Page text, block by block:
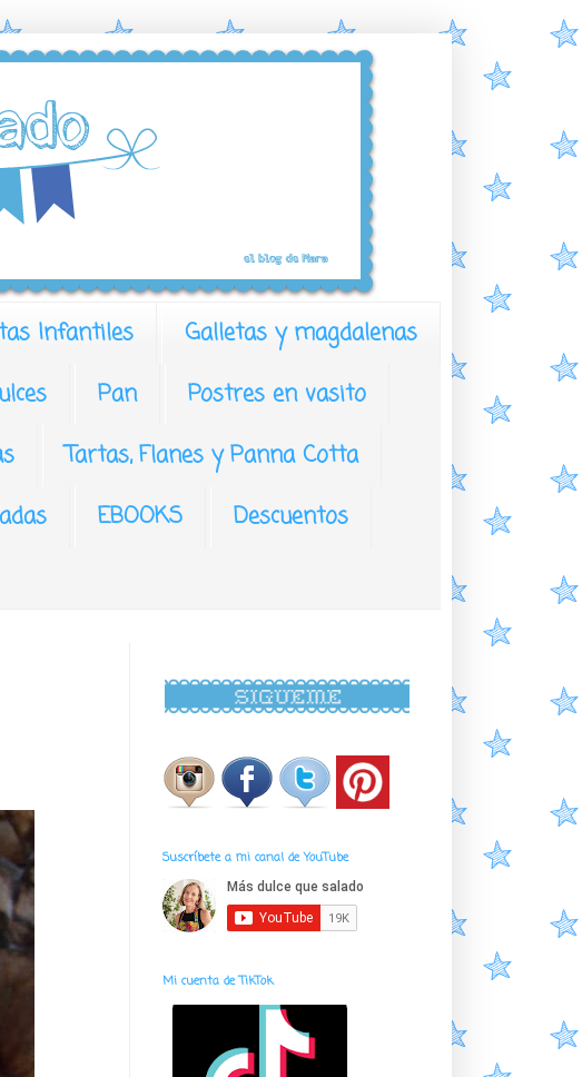
Infantiles
Galletas y magdalenas
Pan
Postres en vasito
Tartas, Flanes y Panna Cotta
EBOOKS
Descuentos
Suscríbete a mi canal de YouTube
Mi cuenta de TikTok